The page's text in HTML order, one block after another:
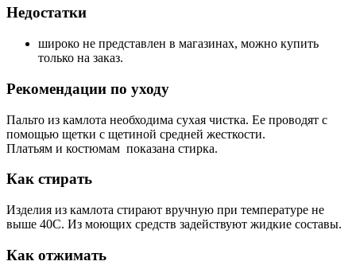
Недостатки
широко не представлен в магазинах, можно купить
только на заказ.
Рекомендации по уходу
Пальто из камлота необходима сухая чистка. Ее проводят с
помощью щетки с щетиной средней жесткости.
Платьям и костюмам показана стирка.
Как стирать
Изделия из камлота стирают вручную при температуре не
выше 40С. Из моющих средств задействуют жидкие составы.
Как отжимать